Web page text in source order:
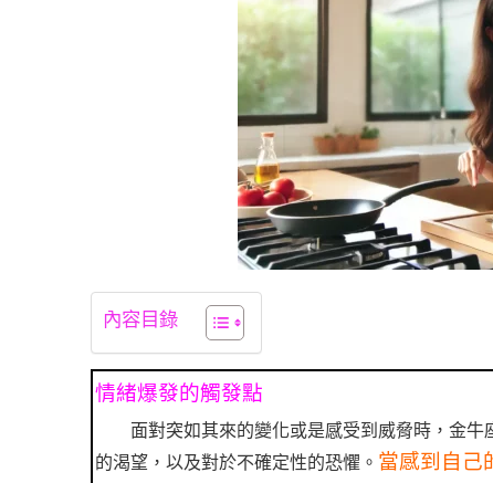
內容目錄
情緒爆發的觸發點
面對突如其來的變化或是感受到威脅時，金
的渴望，以及對於不確定性的恐懼。 當感到自己